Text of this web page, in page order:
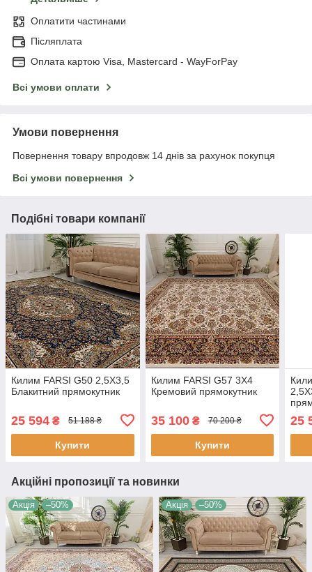
Оплатити частинами
Післяплата
Оплата картою Visa, Mastercard - WayForPay
Всі умови оплати
Умови повернення
Повернення товару впродовж 14 днів за рахунок покупця
Всі умови повернення
Подібні товари компанії
Килим FARSI G50 2,5Х3,5
Блакитний прямокутник
25 594 ₴ 51 188 ₴
Купити
Килим FARSI G57 3Х4
Кремовий прямокутник
35 100₴ 70 200 ₴
Купити
25
Акційні пропозиції та новинки
Акція –50% Акція –50%